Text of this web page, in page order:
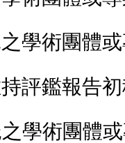
學術團體
評鑑報告
學術團體